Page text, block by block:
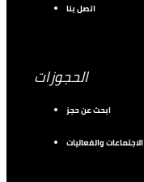
اتصل بنا
الحجوزات
ابحث عن حجز
الاجتماعات والفعاليات